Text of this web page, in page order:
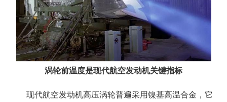
涡轮前温度是现代航空发动机关键指标
现代航空发动机高压涡轮普遍采用镍基高温合金，它